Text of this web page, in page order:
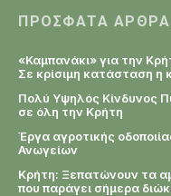
ΠΡΌΣΦΑΤΑ ΆΡΘΡΑ
«Καμπανάκι» για την
Σε κρίσιμη κατάσταση η
Πολύ Υψηλός Κίνδυνος
σε όλη την Κρήτη
Έργα αγροτικής
Ανωγείων
Κρήτη: Ξεπατώνουν τα
που παράγει σήμερα